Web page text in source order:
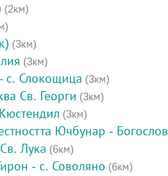
(2км)
(3км)
(3км)
с. Слокощица (3км)
Св. Георги (3км)
(3км)
Ючбунар - Богослов
Лука (6км)
- с. Соволяно (6км)